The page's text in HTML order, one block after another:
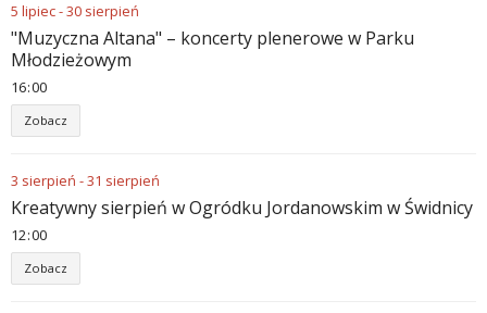
5 lipiec-30 sierpień
"Muzyczna Altana" – koncerty plenerowe w Parku
Młodzieżowym
16:00
Zobacz
3 sierpień -31 sierpień
Kreatywny sierpień w Ogródku Jordanowskim w Świdnicy
12:00
Zobacz